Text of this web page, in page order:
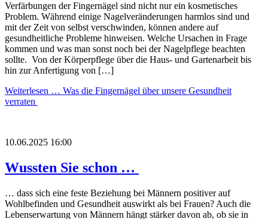
Verfärbungen der Fingernägel sind nicht nur ein kosmetisches
Problem. Während einige Nagelveränderungen harmlos sind und
mit der Zeit von selbst verschwinden, können andere auf
gesundheitliche Probleme hinweisen. Welche Ursachen in Frage
kommen und was man sonst noch bei der Nagelpflege beachten
sollte. Von der Körperpflege über die Haus- und Gartenarbeit bis
hin zur Anfertigung von […]
Weiterlesen … Was die Fingernägel über unsere Gesundheit
verraten
10.06.2025 16:00
Wussten Sie schon …
… dass sich eine feste Beziehung bei Männern positiver auf
Wohlbefinden und Gesundheit auswirkt als bei Frauen? Auch die
Lebenserwartung von Männern hängt stärker davon ab, ob sie in